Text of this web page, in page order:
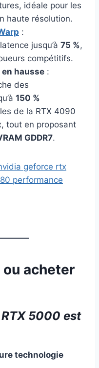
idéale pour les
haute résolution.
:
jusqu’à 75 %,
compétitifs.
hausse :
des
150 %
de la RTX 4090
tout en proposant
GDDR7.
acheter
5000 est
technologie